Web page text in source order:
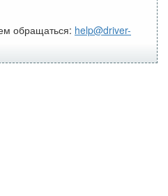
обращаться: help@driver-